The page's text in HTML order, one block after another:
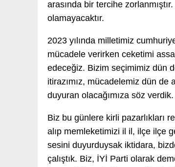
arasında bir tercihe
olamayacaktır.
2023 yılında milletimiz
mücadele verirken ceketimi
edeceğiz. Bizim seçimimiz dün
itirazımız, mücadelemiz dün de
duyuran olacağımıza söz
Biz bu günlere kirli pazarlıkları
alıp memleketimizi il il, ilçe ilçe
sesini duyurduysak iktidara,
çalıştık. Biz, İYİ Parti olarak